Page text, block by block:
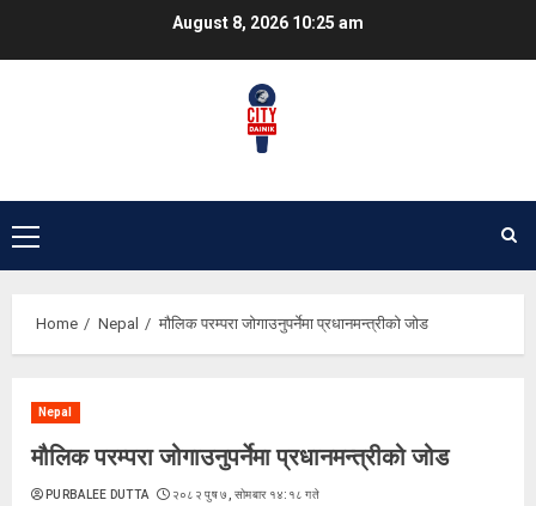
August 8, 2026 10:25 am
Primary
Menu
Home Nepal मौलिक परम्परा जोगाउनुपर्नेमा प्रधानमन्त्रीको जोड
Nepal
मौलिक परम्परा जोगाउनुपर्नेमा प्रधानमन्त्रीको जोड
PURBALEE DUTTA २०८२ पुष ७, सोमबार १४:१८ गते